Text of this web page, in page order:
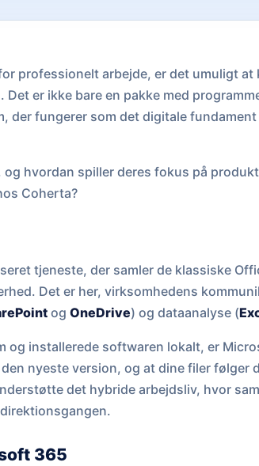
professionelt arbejde, er det umuligt at
er ikke bare en pakke med
der fungerer som det digitale
hvordan spiller deres fokus på
Coherta?
tjeneste, der samler de klassiske
Det er her, virksomhedens
og OneDrive) og dataanalyse (
og installerede softwaren lokalt, er
nyeste version, og at dine filer følger
det hybride arbejdsliv, hvor
365